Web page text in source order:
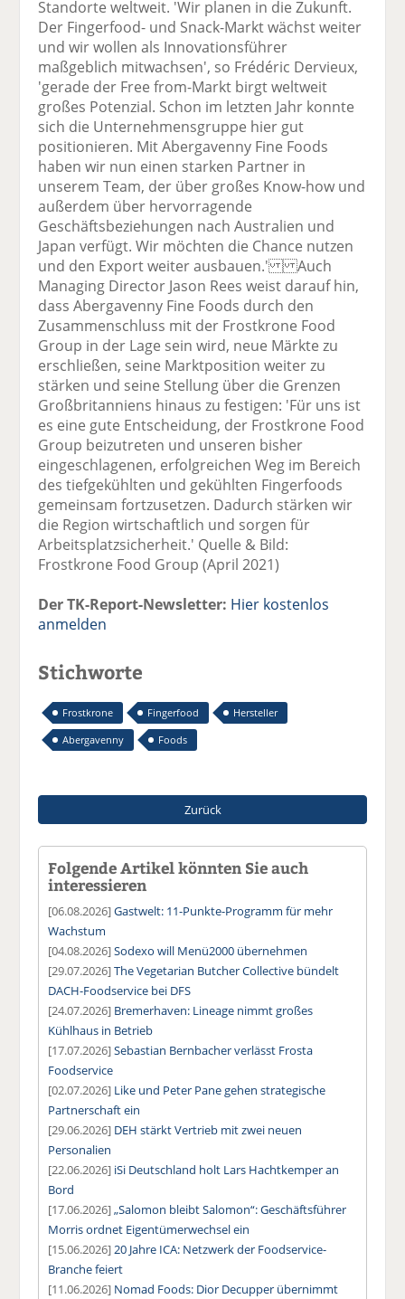
Standorte weltweit. 'Wir planen in die Zukunft.
Der Fingerfood- und Snack-Markt wächst weiter
und wir wollen als Innovationsführer
maßgeblich mitwachsen', so Frédéric Dervieux,
'gerade der Free from-Markt birgt weltweit
großes Potenzial. Schon im letzten Jahr konnte
sich die Unternehmensgruppe hier gut
positionieren. Mit Abergavenny Fine Foods
haben wir nun einen starken Partner in
unserem Team, der über großes Know-how und
außerdem über hervorragende
Geschäftsbeziehungen nach Australien und
Japan verfügt. Wir möchten die Chance nutzen
und den Export weiter ausbauen.' Auch
Managing Director Jason Rees weist darauf hin,
dass Abergavenny Fine Foods durch den
Zusammenschluss mit der Frostkrone Food
Group in der Lage sein wird, neue Märkte zu
erschließen, seine Marktposition weiter zu
stärken und seine Stellung über die Grenzen
Großbritanniens hinaus zu festigen: 'Für uns ist
es eine gute Entscheidung, der Frostkrone Food
Group beizutreten und unseren bisher
eingeschlagenen, erfolgreichen Weg im Bereich
des tiefgekühlten und gekühlten Fingerfoods
gemeinsam fortzusetzen. Dadurch stärken wir
die Region wirtschaftlich und sorgen für
Arbeitsplatzsicherheit.' Quelle & Bild:
Frostkrone Food Group (April 2021)
Der TK-Report-Newsletter: Hier kostenlos
anmelden
Stichworte
Frostkrone Fingerfood
Hersteller
Abergavenny
Foods
Zurück
Folgende Artikel könnten Sie auch
interessieren
[06.08.2026]Gastwelt: 11-Punkte-Programm für mehr
Wachstum
[04.08.2026]Sodexo will Menü2000 übernehmen
[29.07.2026]The Vegetarian Butcher Collective bündelt
DACH-Foodservice bei DFS
[24.07.2026] Bremerhaven: Lineage nimmt großes
Kühlhaus in Betrieb
[17.07.2026]Sebastian Bernbacher verlässt Frosta
Foodservice
[02.07.2026] Like und Peter Pane gehen strategische
Partnerschaft ein
[29.06.2026] DEH stärkt Vertrieb mit zwei neuen
Personalien
[22.06.2026] iSi Deutschland holt Lars Hachtkemper an
Bord
[17.06.2026]„Salomon bleibt Salomon“: Geschäftsführer
Morris ordnet Eigentümerwechsel ein
[15.06.2026] 20 Jahre ICA: Netzwerk der Foodservice-
Branche feiert
[11.06.2026] Nomad Foods: Dior Decupper übernimmt